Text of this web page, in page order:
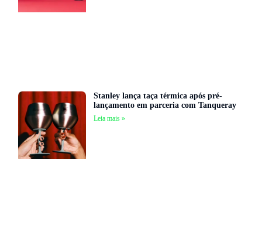
Stanley lança taça térmica após pré-
lançamento em parceria com Tanqueray
Leia mais »